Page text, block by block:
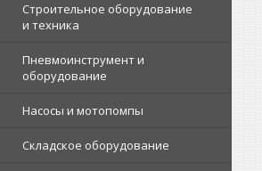
Строительное оборудование
и техника
Пневмоинструмент и
оборудование
Насосы и мотопомпы
Складское оборудование